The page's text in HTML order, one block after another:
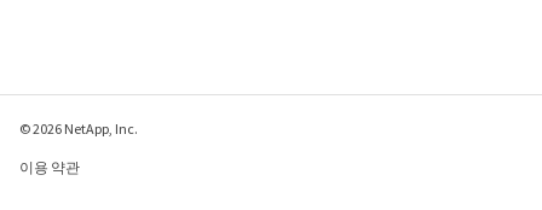
© 2026 NetApp, Inc.
이용 약관